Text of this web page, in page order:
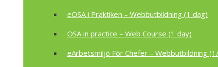
eOSA i Praktiken – Webbutbildning (1 dag)
OSA in practice – Web Course (1 day)
eArbetsmiljö För Chefer – Webbutbildning